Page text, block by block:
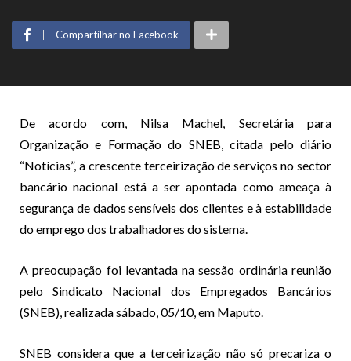
Compartilhar no Facebook
De acordo com, Nilsa Machel, Secretária para
Organização e Formação do SNEB, citada pelo diário
“Notícias”, a crescente terceirização de serviços no sector
bancário nacional está a ser apontada como ameaça à
segurança de dados sensíveis dos clientes e à estabilidade
do emprego dos trabalhadores do sistema.
A preocupação foi levantada na sessão ordinária reunião
pelo Sindicato Nacional dos Empregados Bancários
(SNEB), realizada sábado, 05/10, em Maputo.
SNEB considera que a terceirização não só precariza o